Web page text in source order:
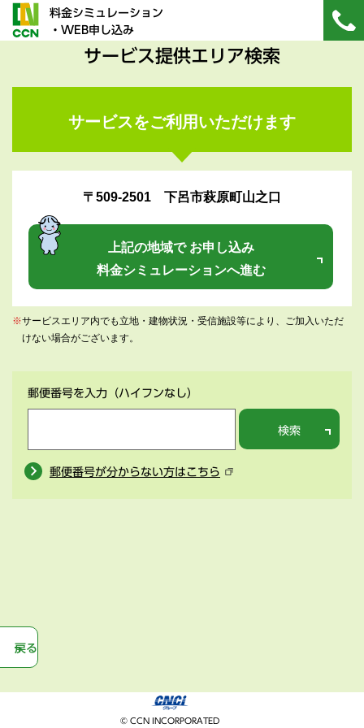
料金シミュレーション
・WEB申し込み
サービス提供エリア検索
サービスをご利用いただけます
〒509-2501 下呂市萩原町山之口
上記の地域で お申し込み
料金シミュレーションへ進む
※サービスエリア内でも立地・建物状況・受信施設等により、ご加入いただ
けない場合がございます。
郵便番号を入力 （ハイフンなし）
検索
郵便番号が分からない方はこちら
戻る
© CCN INCORPORATED